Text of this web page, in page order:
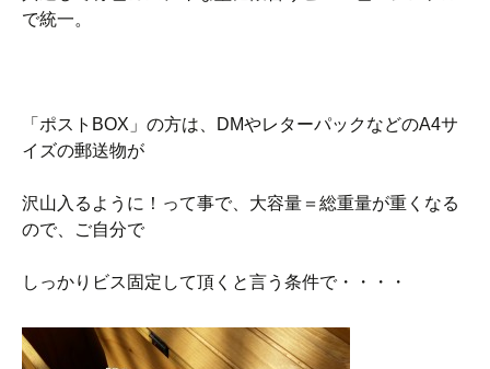
で統一。
「ポストBOX」の方は、DMやレターパックなどのA4サ
イズの郵送物が
沢山入るように！って事で、大容量＝総重量が重くなる
ので、ご自分で
しっかりビス固定して頂くと言う条件で・・・・